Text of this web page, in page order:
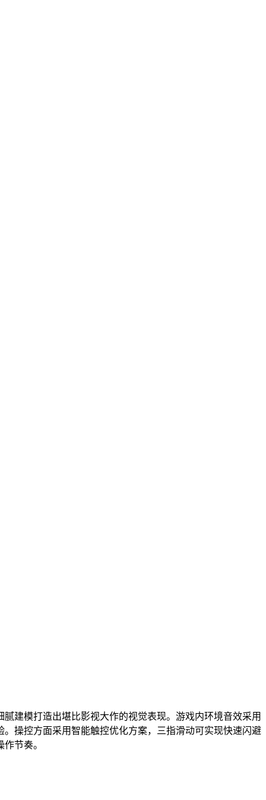
建模打造出堪比影视大作的视觉表现。游戏内环境音效采用
操控方面采用智能触控优化方案，三指滑动可实现快速闪避
节奏。